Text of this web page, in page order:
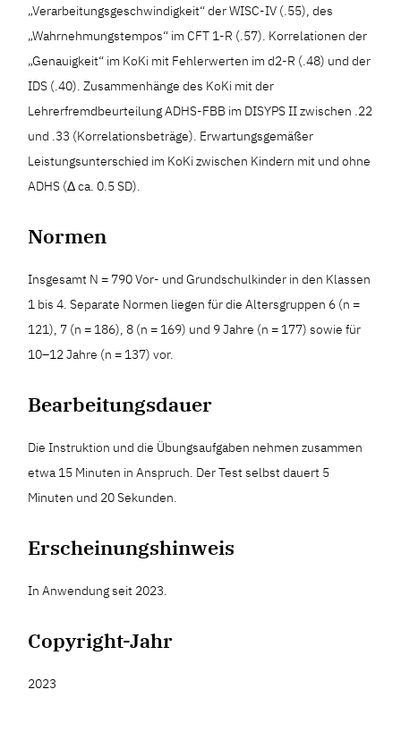
„Verarbeitungsgeschwindigkeit“ der WISC-IV (.55), des
„Wahrnehmungstempos“ im CFT 1-R (.57). Korrelationen der
„Genauigkeit“ im KoKi mit Fehlerwerten im d2-R (.48) und der
IDS (.40). Zusammenhänge des KoKi mit der
Lehrerfremdbeurteilung ADHS-FBB im DISYPS II zwischen .22
und .33 (Korrelationsbeträge). Erwartungsgemäßer
Leistungsunterschied im KoKi zwischen Kindern mit und ohne
ADHS (Δ ca. 0.5 SD).
Normen
Insgesamt N = 790 Vor- und Grundschulkinder in den Klassen
1 bis 4. Separate Normen liegen für die Altersgruppen 6 (n =
121), 7 (n = 186), 8 (n = 169) und 9 Jahre (n = 177) sowie für
10–12 Jahre (n = 137) vor.
Bearbeitungsdauer
Die Instruktion und die Übungsaufgaben nehmen zusammen
etwa 15 Minuten in Anspruch. Der Test selbst dauert 5
Minuten und 20 Sekunden.
Erscheinungshinweis
In Anwendung seit 2023.
Copyright-Jahr
2023